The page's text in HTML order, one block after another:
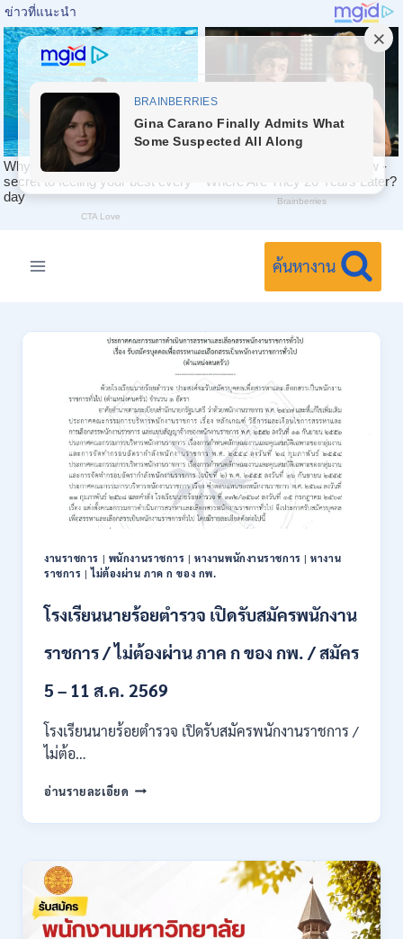
ค้นหางาน
งานราชการ | พนักงานราชการ |หางานพนักงานราชการ |หางาน
ราชการ |ไม่ต้องผ่าน ภาค ก ของ กพ.
โรงเรียนนายร้อยตำรวจ เปิดรับสมัครพนักงาน
ราชการ / ไม่ต้องผ่าน ภาค ก ของ กพ. / สมัคร
5 – 11 ส.ค. 2569
โรงเรียนนายร้อยตำรวจ เปิดรับสมัครพนักงานราชการ /
ไม่ต้อ…
อ่านรายละเอียด โรงเรียน
ร้อย
เปิด
ราชการ